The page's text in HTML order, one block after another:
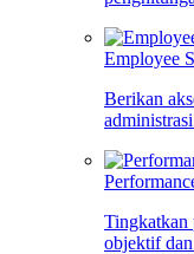
Employee
Berikan
Tingkatkan
objektif